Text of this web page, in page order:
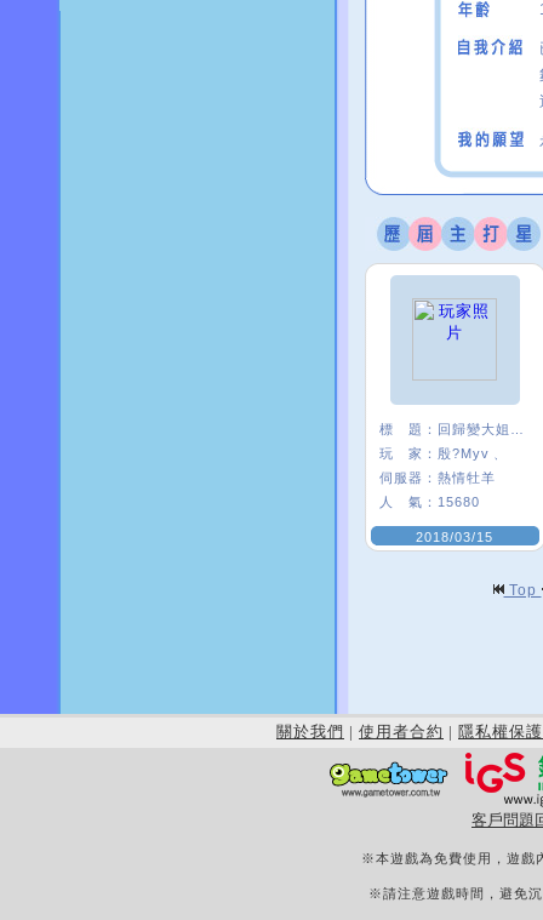
標 題：
玩 家： 殷?Myv﹑
伺服器： 熱情牡羊
人 氣： 15680
2018/03/15
Top
關於我們 | 使用者合約 | 隱私權保護
客戶問題
※本遊戲為免費使用，遊戲
※請注意遊戲時間，避免